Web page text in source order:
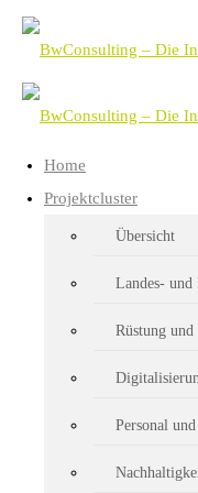
Home
Projektcluster
Übersicht
Landes-
Rüstung
Personal
Exzellenter
CrW // Berlin, 20.
Die Vielfalt